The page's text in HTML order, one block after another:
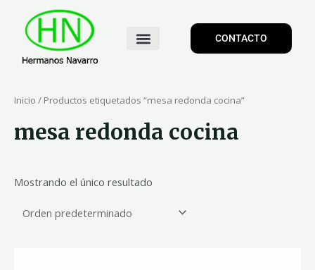
CONTACTO
Inicio / Productos etiquetados “mesa redonda cocina”
mesa redonda cocina
Mostrando el único resultado